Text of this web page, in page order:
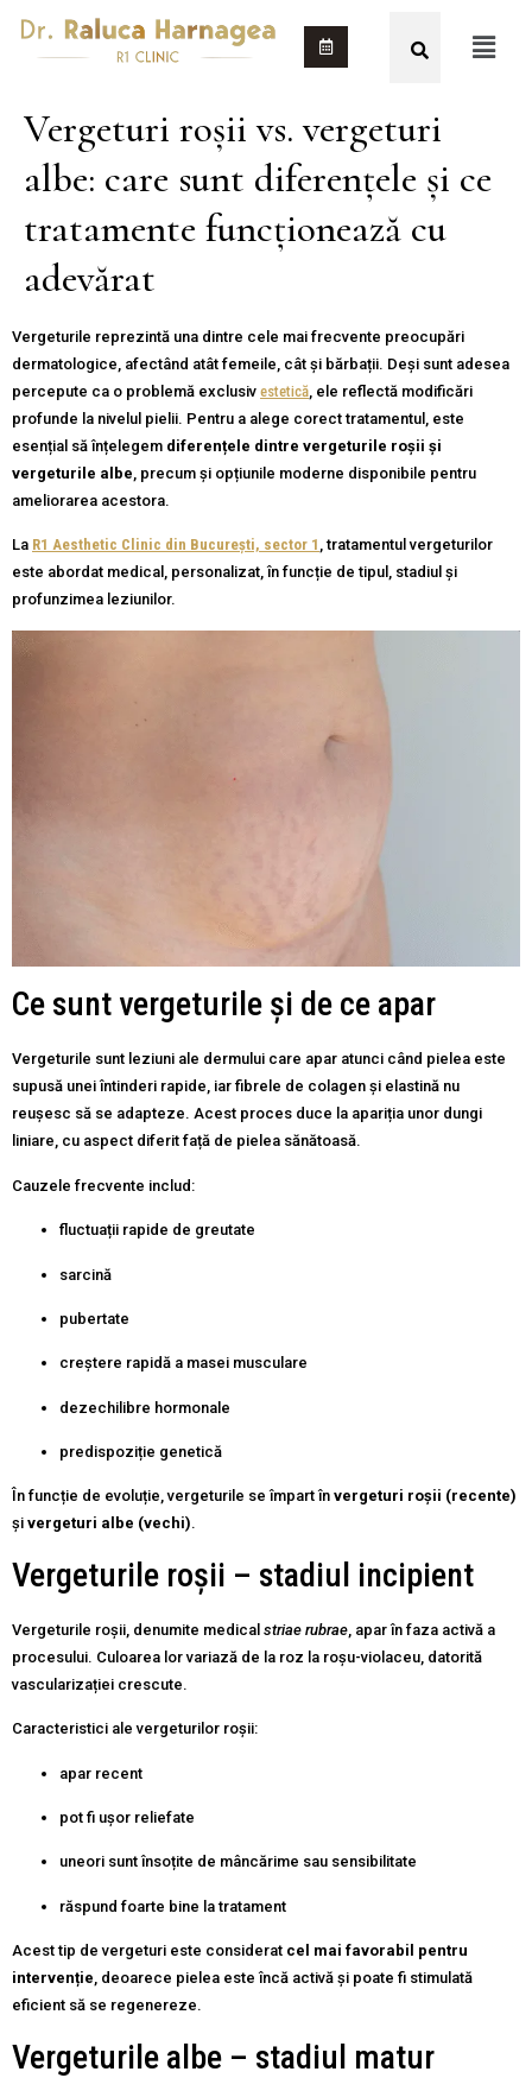
Vergeturi roșii vs. vergeturi
albe: care sunt diferențele și ce
tratamente funcționează cu
adevărat
Vergeturile reprezintă una dintre cele mai frecvente preocupări
dermatologice, afectând atât femeile, cât și bărbații. Deși sunt adesea
percepute ca o problemă exclusiv estetică, ele reflectă modificări
profunde la nivelul pielii. Pentru a alege corect tratamentul, este
esențial să înțelegem diferențele dintre vergeturile roșii și
vergeturile albe, precum și opțiunile moderne disponibile pentru
ameliorarea acestora.
La R1 Aesthetic Clinic din București, sector 1 , tratamentul vergeturilor
este abordat medical, personalizat, în funcție de tipul, stadiul și
profunzimea leziunilor.
Ce sunt vergeturile și de ce apar
Vergeturile sunt leziuni ale dermului care apar atunci când pielea este
supusă unei întinderi rapide, iar fibrele de colagen și elastină nu
reușesc să se adapteze. Acest proces duce la apariția unor dungi
liniare, cu aspect diferit față de pielea sănătoasă.
Cauzele frecvente includ:
fluctuații rapide de greutate
sarcină
pubertate
creștere rapidă a masei musculare
dezechilibre hormonale
predispoziție genetică
În funcție de evoluție, vergeturile se împart în vergeturi roșii (recente)
și vergeturi albe (vechi).
Vergeturile roșii – stadiul incipient
Vergeturile roșii, denumite medical striae rubrae , apar în faza activă a
procesului. Culoarea lor variază de la roz la roșu-violaceu, datorită
vascularizației crescute.
Caracteristici ale vergeturilor roșii:
apar recent
pot fi ușor reliefate
uneori sunt însoțite de mâncărime sau sensibilitate
răspund foarte bine la tratament
Acest tip de vergeturi este considerat cel mai favorabil pentru
intervenție, deoarece pielea este încă activă și poate fi stimulată
eficient să se regenereze.
Vergeturile albe – stadiul matur